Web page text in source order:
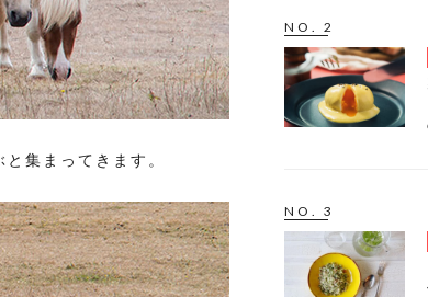
集まってきます。
NO. 2
NO. 3